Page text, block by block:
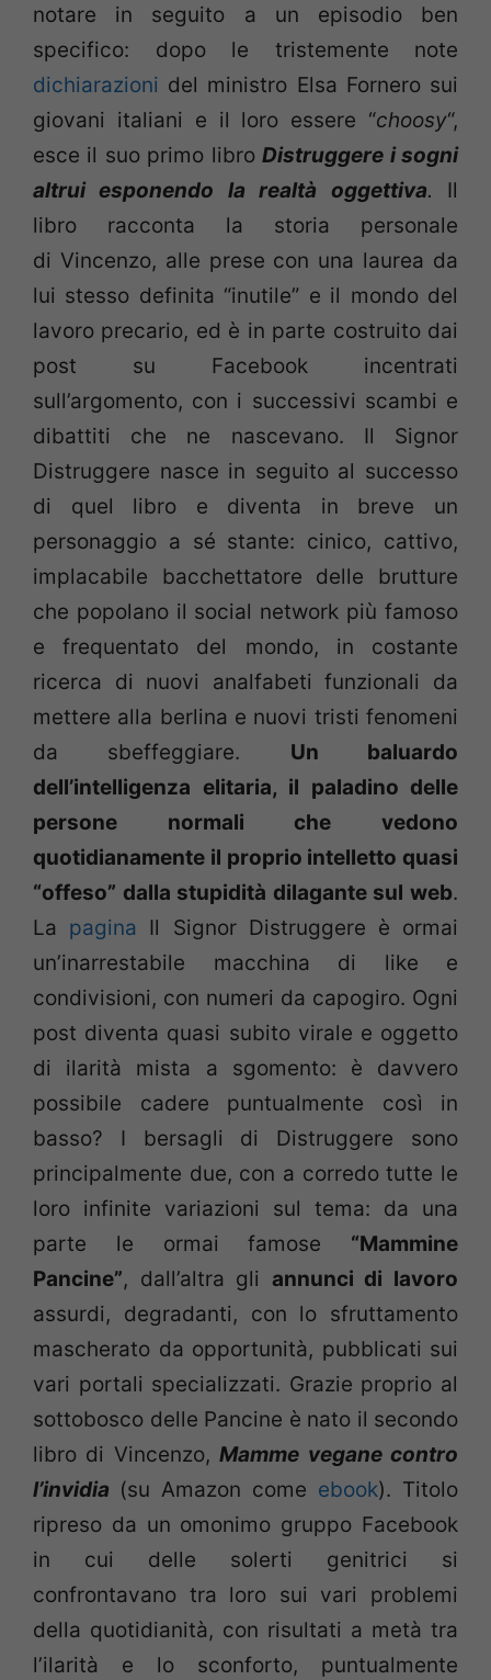
notare in seguito a un episodio ben
specifico: dopo le tristemente note
dichiarazioni del ministro Elsa Fornero sui
giovani italiani e il loro essere “choosy“,
esce il suo primo libroDistruggere i sogni
altrui esponendo la realtà oggettiva. Il
libro racconta la storia personale
di Vincenzo, alle prese con una laurea da
lui stesso definita “inutile” e il mondo del
lavoro precario, ed è in parte costruito dai
post su Facebook incentrati
sull’argomento, con i successivi scambi e
dibattiti che ne nascevano. Il Signor
Distruggere nasce in seguito al successo
di quel libro e diventa in breve un
personaggio a sé stante: cinico, cattivo,
implacabile bacchettatore delle brutture
che popolano il social network più famoso
e frequentato del mondo, in costante
ricerca di nuovi analfabeti funzionali da
mettere alla berlina e nuovi tristi fenomeni
da sbeffeggiare. Un baluardo
dell’intelligenza elitaria, il paladino delle
persone normali che vedono
quotidianamente il proprio intelletto quasi
“offeso” dalla stupidità dilagante sul web.
La pagina Il Signor Distruggere è ormai
un’inarrestabile macchina di like e
condivisioni, con numeri da capogiro. Ogni
post diventa quasi subito virale e oggetto
di ilarità mista a sgomento: è davvero
possibile cadere puntualmente così in
basso? I bersagli di Distruggere sono
principalmente due, con a corredo tutte le
loro infinite variazioni sul tema: da una
parte le ormai famose “Mammine
Pancine”, dall’altra gli annunci di lavoro
assurdi, degradanti, con lo sfruttamento
mascherato da opportunità, pubblicati sui
vari portali specializzati. Grazie proprio al
sottobosco delle Pancine è nato il secondo
libro di Vincenzo,Mamme vegane contro
l’invidia (su Amazon come ebook). Titolo
ripreso da un omonimo gruppo Facebook
in cui delle solerti genitrici si
confrontavano tra loro sui vari problemi
della quotidianità, con risultati a metà tra
l’ilarità e lo sconforto, puntualmente